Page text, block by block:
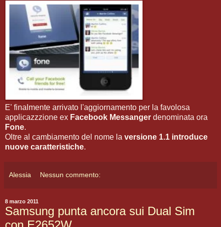
E' finalmente arrivato l'aggiornamento per la favolosa
applicazzzione ex Facebook Messanger denominata ora
Fone.
Oltre al cambiamento del nome la versione 1.1 introduce
nuove caratteristiche.
Alessia Nessun commento:
8 marzo 2011
Samsung punta ancora sui Dual Sim